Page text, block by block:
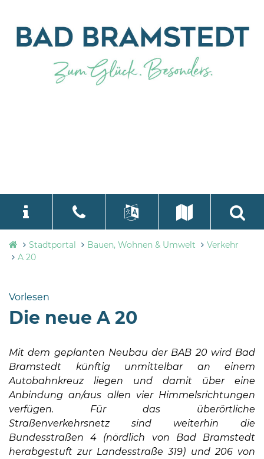
Stadtverwaltung
Bad
Bleeck 15-
24576 Bad
04192-
506-
zentrale@badbramstedt.de
Mo,
Di,
Fr
language
Select Language
Stadtportal Bauen, Wohnen & Umwelt
Verkehr
A 20
Vorlesen
Die neue A 20
Mit dem geplanten Neubau der BAB 20 wird Bad
Bramstedt künftig unmittelbar an einem
Autobahnkreuz liegen und damit über eine
Anbindung an/aus allen vier Himmelsrichtungen
verfügen. Für das überörtliche
Straßenverkehrsnetz sind weiterhin die
Bundesstraßen 4 (nördlich von Bad Bramstedt
herabgestuft zur Landesstraße 319) und 206 von